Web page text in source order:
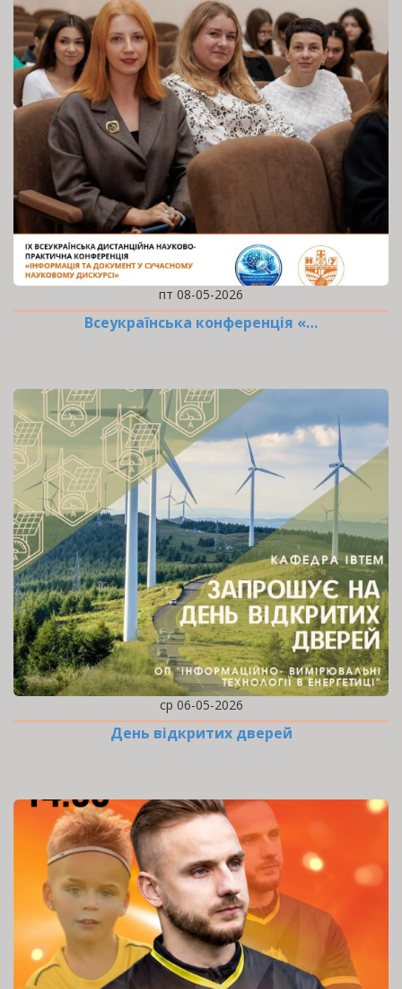
пт 08-05-2026
Всеукраїнська конференція «…
ср 06-05-2026
День відкритих дверей